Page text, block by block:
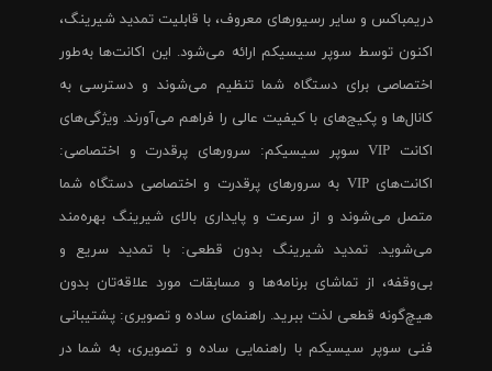
دریمباکس و سایر رسیورهای معروف، با قابلیت تمدید شیرینگ،
اکنون توسط سوپر سیسیکم ارائه می‌شود. این اکانت‌ها به‌طور
اختصاصی برای دستگاه شما تنظیم می‌شوند و دسترسی به
کانال‌ها و پکیج‌های با کیفیت عالی را فراهم می‌آورند. ویژگی‌های
اکانت VIP سوپر سیسیکم: سرورهای پرقدرت و اختصاصی:
اکانت‌های VIP به سرورهای پرقدرت و اختصاصی دستگاه شما
متصل می‌شوند و از سرعت و پایداری بالای شیرینگ بهره‌مند
می‌شوید. تمدید شیرینگ بدون قطعی: با تمدید سریع و
بی‌وقفه، از تماشای برنامه‌ها و مسابقات مورد علاقه‌تان بدون
هیچ‌گونه قطعی لذت ببرید. راهنمای ساده و تصویری: پشتیبانی
فنی سوپر سیسیکم با راهنمایی ساده و تصویری، به شما در